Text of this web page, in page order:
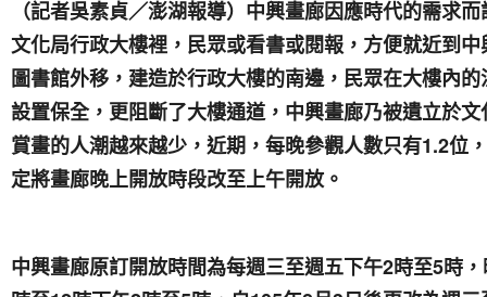
（記者吳素貞／澎湖報導）中興畫廊因應時代的需求
文化局行政大樓裡，民眾或看書或閱報，方便就近到
圖書館外移，建造於行政大樓的南邊，民眾在大樓內
設置保全，更阻斷了大樓通道，中興畫廊乃被遺立於
賞畫的人潮越來越少，近期，每晚參觀人數只有1.2位
定將畫廊晚上開放時段改至上午開放。
中興畫廊原訂開放時間為每週三至週五下午2時至5時